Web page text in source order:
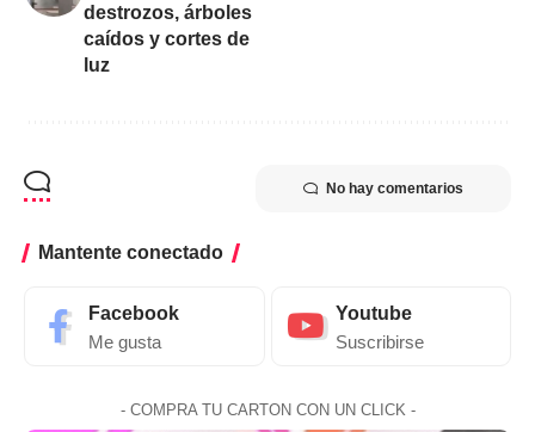
destrozos, árboles
caídos y cortes de
luz
No hay comentarios
Mantente conectado
Facebook
Me gusta
Youtube
Suscribirse
- COMPRA TU CARTON CON UN CLICK -